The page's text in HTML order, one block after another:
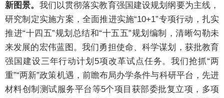
新图景。 我们以贯彻落实教育强国建设规划纲要为主线，
研究制定实施方案，全面推进实施“10+1”专项行动，扎实
推进“十四五”规划总结和“十五五”规划编制，清晰勾勒未
来发展的宏伟蓝图。我们勇担使命、科学谋划，获批教育
强国建设三年行动计划5项改革试点任务。我们抢抓“两
重”“两新”政策机遇，前瞻布局办学条件与科研平台，先进
材料创制测试服务平台等5个项目获部委批复立项，多项